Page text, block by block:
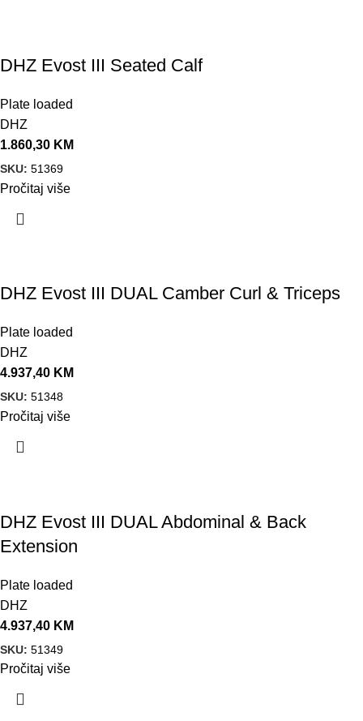
DHZ Evost III Seated Calf
Plate loaded
DHZ
1.860,30 KM
SKU: 51369
Pročitaj više
DHZ Evost III DUAL Camber Curl & Triceps
Plate loaded
DHZ
4.937,40 KM
SKU: 51348
Pročitaj više
DHZ Evost III DUAL Abdominal & Back
Extension
Plate loaded
DHZ
4.937,40 KM
SKU: 51349
Pročitaj više